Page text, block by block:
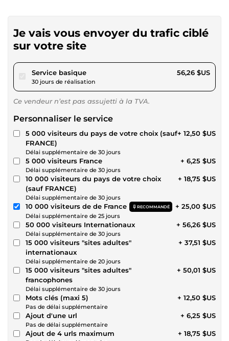
Je vais vous envoyer du trafic ciblé
sur votre site
Service basiquepour 51,85 $US
30 jours de réalisation
56,26 $US
Ce vendeur n’est pas assujetti à la TVA.
Personnaliser le service
5 000 visiteurs du pays de votre choix (sauf
FRANCE)
Délai supplémentaire de 30 jours
+ 12,50 $US
5 000 visiteurs France
Délai supplémentaire de 30 jours
+ 6,25 $US
10 000 visiteurs du pays de votre choix
(sauf FRANCE)
Délai supplémentaire de 30 jours
+ 18,75 $US
10 000 visiteurs de de France RECOMMANDÉ
Délai supplémentaire de 25 jours
+ 25,00 $US
50 000 visiteurs Internationaux
Délai supplémentaire de 30 jours
+ 56,26 $US
15 000 visiteurs "sites adultes"
internationaux
Délai supplémentaire de 20 jours
+ 37,51 $US
15 000 visiteurs "sites adultes"
francophones
Délai supplémentaire de 30 jours
+ 50,01 $US
Mots clés (maxi 5)
Pas de délai supplémentaire
+ 12,50 $US
Ajout d'une url
Pas de délai supplémentaire
+ 6,25 $US
Ajout de 4 urls maximum + 18,75 $US